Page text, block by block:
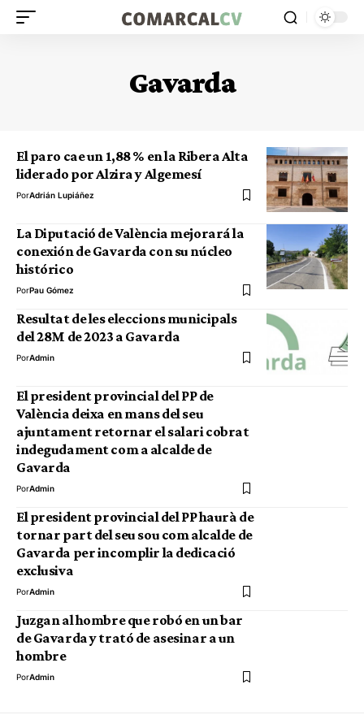
Gavarda
El paro cae un 1,88 % en la Ribera Alta
liderado por Alzira y Algemesí
PorAdrián Lupiáñez
La Diputació de València mejorará la
conexión de Gavarda con su núcleo
histórico
PorPau Gómez
Resultat de les eleccions municipals
del 28M de 2023 a Gavarda
PorAdmin
El president provincial del PP de
València deixa en mans del seu
ajuntament retornar el salari cobrat
indegudament com a alcalde de
Gavarda
PorAdmin
El president provincial del PP haurà de
tornar part del seu sou com alcalde de
Gavarda per incomplir la dedicació
exclusiva
PorAdmin
Juzgan al hombre que robó en un bar
de Gavarda y trató de asesinar a un
hombre
PorAdmin